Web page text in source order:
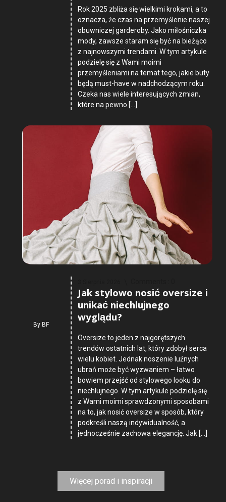
Rok 2025 zbliża się wielkimi krokami, a to
oznacza, że czas na przemyślenie naszej
obuwniczej garderoby. Jako miłośniczka
mody, zawsze staram się być na bieżąco
z najnowszymi trendami. W tym artykule
podzielę się z Wami moimi
przemyśleniami na temat tego, jakie buty
będą must-have w nadchodzącym roku.
Czeka nas wiele interesujących zmian,
które na pewno […]
ByBF
Jak stylowo nosić oversize i
unikać niechlujnego
wyglądu?
Oversize to jeden z najgorętszych
trendów ostatnich lat, który zdobył serca
wielu kobiet. Jednak noszenie luźnych
ubrań może być wyzwaniem – łatwo
bowiem przejść od stylowego looku do
niechlujnego. W tym artykule podzielę się
z Wami moimi sprawdzonymi sposobami
na to, jak nosić oversize w sposób, który
podkreśli naszą indywidualność, a
jednocześnie zachowa elegancję. Jak […]
Więcej porad i inspiracji